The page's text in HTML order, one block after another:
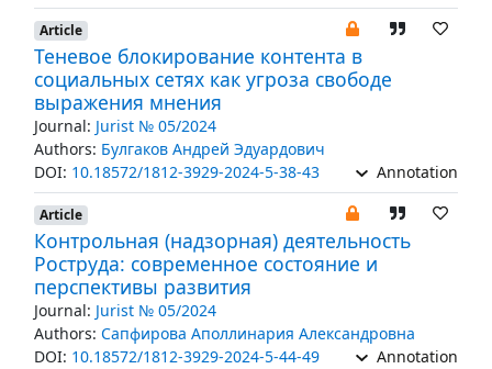
Article
Теневое блокирование контента в
социальных сетях как угроза свободе
выражения мнения
Journal: Jurist № 05/2024
Authors: Булгаков Андрей Эдуардович
DOI: 10.18572/1812-3929-2024-5-38-43 Annotation
Article
Контрольная (надзорная) деятельность
Роструда: современное состояние и
перспективы развития
Journal: Jurist № 05/2024
Authors: Сапфирова Аполлинария Александровна
DOI: 10.18572/1812-3929-2024-5-44-49 Annotation